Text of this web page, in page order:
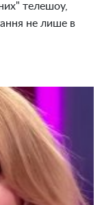
телешоу,
не лише в